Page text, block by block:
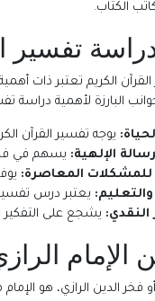
الكتاب.
تفسير
الكريم تعتبر ذات
البارزة لأهمية دراسة
يوجه تفسير القرآن
الإلهية: يسهم في
للمشكلات المعاصرة:
والتعليم: يعتبر درس تفسير
النقدي: يشجع على التفكير
الإمام